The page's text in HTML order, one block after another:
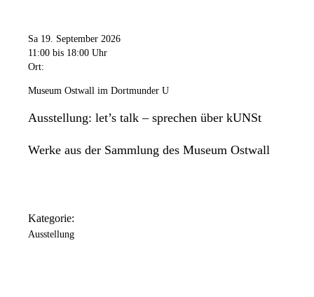
Sa 19. September 2026
11:00 bis 18:00 Uhr
Ort:
Museum Ostwall im Dortmunder U
Ausstellung: let’s talk – sprechen über kUNSt
Werke aus der Sammlung des Museum Ostwall
Kategorie:
Ausstellung